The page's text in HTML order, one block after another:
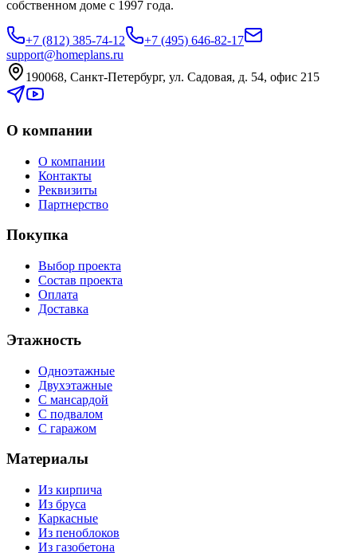
собственном доме с 1997 года.
+7 (812) 385-74-12
+7 (495) 646-82-17
support@homeplans.ru
190068, Санкт-Петербург, ул. Садовая, д. 54, офис 215
О компании
О компании
Контакты
Реквизиты
Партнерство
Покупка
Выбор проекта
Состав проекта
Оплата
Доставка
Этажность
Одноэтажные
Двухэтажные
С мансардой
С подвалом
С гаражом
Материалы
Из кирпича
Из бруса
Каркасные
Из пеноблоков
Из газобетона